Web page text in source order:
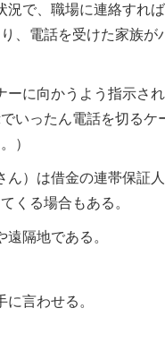
で、職場に連絡すれ
、電話を受けた家族が
に向かうよう指示さ
いったん電話を切るケ
）
）は借金の連帯保証
くる場合もある。
隔地である。
言わせる。